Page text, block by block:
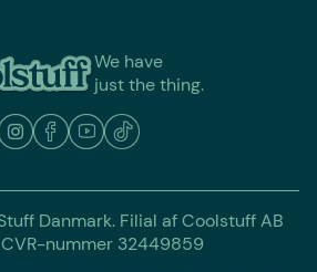
We have
just the thing.
Danmark. Filial af Coolstuff AB
CVR-nummer 32449859